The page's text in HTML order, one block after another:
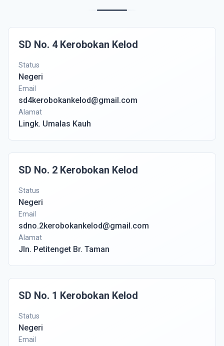
SD No. 4 Kerobokan Kelod
Status
Negeri
Email
sd4kerobokankelod@gmail.com
Alamat
Lingk. Umalas Kauh
SD No. 2 Kerobokan Kelod
Status
Negeri
Email
sdno.2kerobokankelod@gmail.com
Alamat
Jln. Petitenget Br. Taman
SD No. 1 Kerobokan Kelod
Status
Negeri
Email